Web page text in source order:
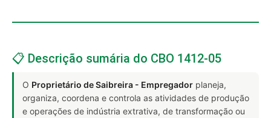
📋 Descrição sumária do CBO 1412-05
O Proprietário de Saibreira - Empregador planeja,
organiza, coordena e controla as atividades de produção
e operações de indústria extrativa, de transformação ou